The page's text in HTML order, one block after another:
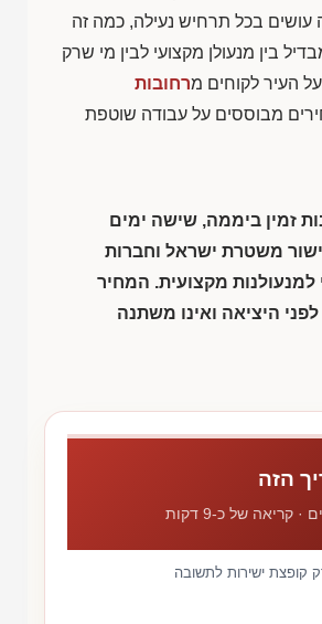
עושים בכל תרחיש נעילה, כמה זה
בין מנעולן מקצועי לבין מי שרק
העיר לקוחים מרחובות
מבוססים על עבודה שוטפת
זמין ביממה, שישה ימים
משטרת ישראל וחברות
מקצועית. המחיר
היציאה ואינו משתנה
הזה
קופצת ישירות לתשובה